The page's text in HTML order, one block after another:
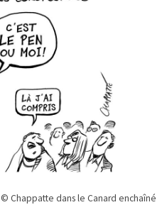
© Chappatte dans le Canard enchaîné